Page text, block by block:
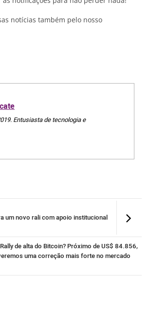
notícias também pelo nosso
Entusiasta de tecnologia e
um novo rali com apoio institucional
de alta do Bitcoin? Próximo de US$ 84.856,
uma correção mais forte no mercado